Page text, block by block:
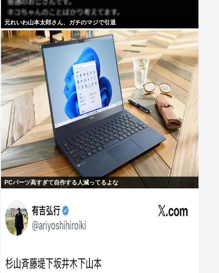
元れいわ山本太郎さん、ガチのマジで引退
PCパーツ高すぎて自作する人減ってるよな